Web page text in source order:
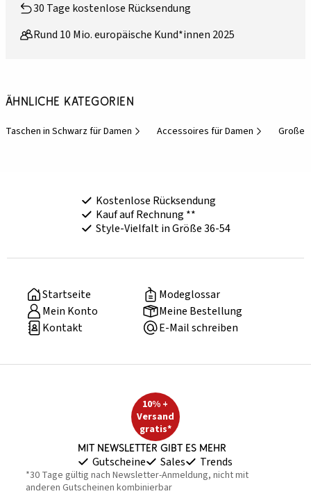
30 Tage kostenlose Rücksendung
Rund 10 Mio. europäische Kund*innen 2025
Ähnliche Kategorien
Taschen in Schwarz für Damen Accessoires für Damen Große
Kostenlose Rücksendung
Kauf auf Rechnung **
Style-Vielfalt in Größe 36-54
Startseite
Modeglossar
Mein Konto
Meine Bestellung
Kontakt
E-Mail schreiben
10% +
Versand
gratis*
Mit Newsletter gibt es mehr
Gutscheine Sales Trends
*30 Tage gültig nach Newsletter-Anmeldung, nicht mit
anderen Gutscheinen kombinierbar